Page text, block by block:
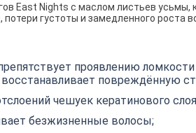
East Nights с маслом листьев усьмы,
густоты и замедленного роста
проявлению ломкости
повреждённую
чешуек кератинового
безжизненные волосы;